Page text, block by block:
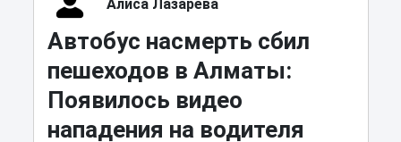
Алиса Лазарева
Автобус насмерть сбил
пешеходов в Алматы:
Появилось видео
нападения на водителя